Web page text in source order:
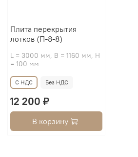
Плита перекрытия
лотков (П-8-8)
L = 3000 мм, B = 1160 мм, H
= 100 мм
С НДС Без НДС
12 200 ₽
В корзину